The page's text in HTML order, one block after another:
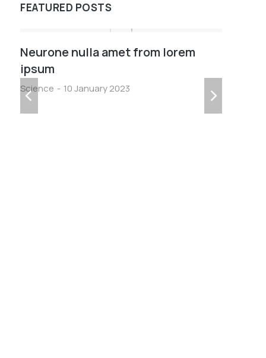
FEATURED POSTS
Neurone nulla amet from lorem
ipsum
Science 10 January 2023